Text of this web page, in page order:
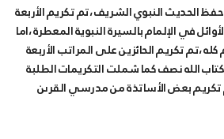
الحديث النبوي الشريف ،تم تكريم الأربعة
في الإلمام بالسيرة النبوية المعطرة ،اما
،تم تكريم الحائزين على المراتب الأربعة
الله نصف كما شملت التكريمات الطلبة
تكريم بعض الأساتذة من مدرسي القرىن